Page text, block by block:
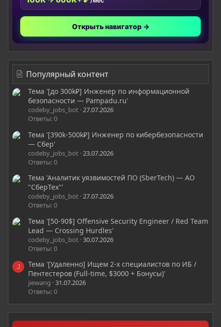
Открыть навигатор →
Популярный контент
Тема '[до 300k₽] Инженер по информационной
безопасности — Pampadu.ru'
codeby_jobs_bot 27.07.2026
Ответы: 0
Тема '[390k-500k₽] Инженер по кибербезопасности
— Сбер'
codeby_jobs_bot 23.07.2026
Ответы: 0
Тема 'Аналитик уязвимостей ПО (SberTech) — АО
"СберТех"'
codeby_jobs_bot 27.07.2026
Ответы: 0
Тема '[50-90$] Offensive Security Engineer / Red Team
Lead — Crossing Hurdles'
codeby_jobs_bot 30.07.2026
Ответы: 0
J
Тема '[Удаленно] Ищем 2-х специалистов по ИБ /
Пентестеров (Full-time, $3000 + Бонусы)'
jiewang 31.07.2026
Ответы: 0